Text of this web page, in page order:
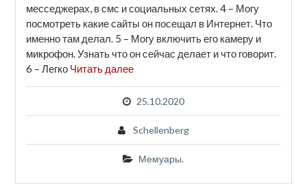
месседжерах, в смс и социальных сетях. 4 – Могу
посмотреть какие сайты он посещал в Интернет. Что
именно там делал. 5 – Могу включить его камеру и
микрофон. Узнать что он сейчас делает и что говорит.
6 – Легко Читать далее
25.10.2020
Schellenberg
Мемуары.